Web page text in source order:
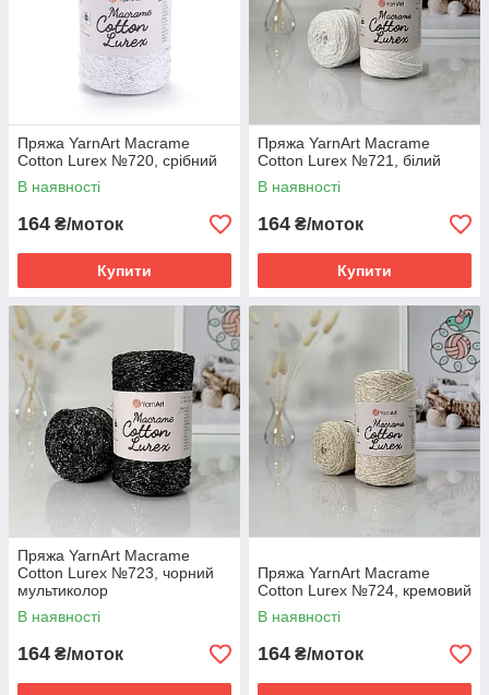
Пряжа YarnArt Macrame
Cotton Lurex №720, срібний
В наявності
164 ₴/моток
Купити
Пряжа YarnArt Macrame
Cotton Lurex №721, білий
В наявності
164 ₴/моток
Купити
Пряжа YarnArt Macrame
Cotton Lurex №723, чорний
мультиколор
В наявності
164 ₴/моток
Пряжа YarnArt Macrame
Cotton Lurex №724, кремовий
В наявності
164 ₴/моток